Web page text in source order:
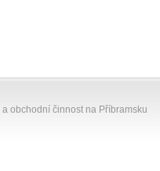
obchodní činnost na Příbramsku